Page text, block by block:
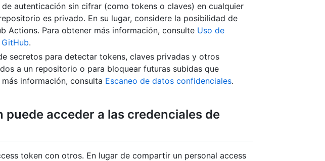
autenticación sin cifrar (como tokens o claves) en cualquier
es privado. En su lugar, considere la posibilidad de
Actions. Para obtener más información, consulte Uso de
.
secretos para detectar tokens, claves privadas y otros
a un repositorio o para bloquear futuras subidas que
información, consulta Escaneo de datos confidenciales.
puede acceder a las credenciales de
token con otros. En lugar de compartir un personal access